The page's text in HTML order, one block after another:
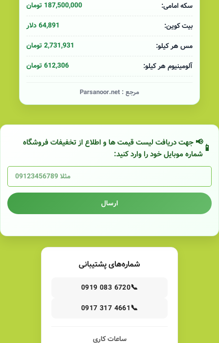
سکه امامی:
187,500,000 تومان
بیت کوین:
64,891 دلار
مس هر کیلو:
2,731,931 تومان
آلومینیوم هر کیلو:
612,306 تومان
مرجع : Parsanoor.net
📢 جهت دریافت لیست قیمت ها و اطلاع از تخفیفات فروشگاه
شماره موبایل خود را وارد کنید:
ارسال
شماره‌های پشتیبانی
📞
0919 083 6720
📞
0917 317 4661
ساعات کاری